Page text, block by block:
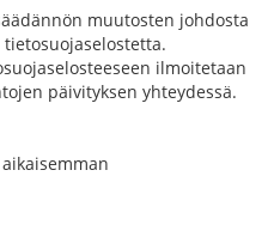
muutosten johdosta
ilmoitetaan
päivityksen yhteydessä.